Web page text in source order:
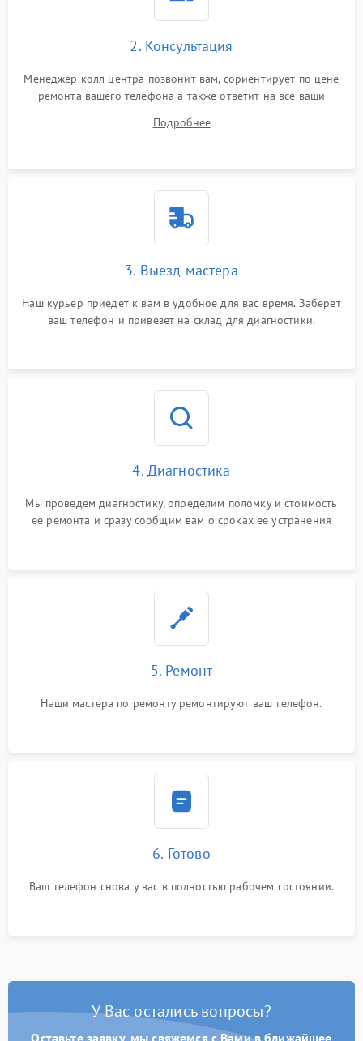
2. Консультация
Менеджер колл центра позвонит вам, сориентирует по цене
ремонта вашего телефона а также ответит на все ваши
Подробнее
3. Выезд мастера
Наш курьер приедет к вам в удобное для вас время. Заберет
ваш телефон и привезет на склад для диагностики.
4. Диагностика
Мы проведем диагностику, определим поломку и стоимость
ее ремонта и сразу сообщим вам о сроках ее устранения
5. Ремонт
Наши мастера по ремонту ремонтируют ваш телефон.
6. Готово
Ваш телефон снова у вас в полностью рабочем состоянии.
У Вас остались вопросы?
Оставьте заявку, мы свяжемся с Вами в ближайшее